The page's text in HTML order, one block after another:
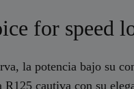
for speed
la potencia bajo su
cautiva con su